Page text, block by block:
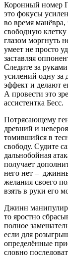
Коронный номер
это фокусы
во время
свободную клетку
глазом моргнуть
умеет не просто
заставляя
Следите за
усилений одну за
эффект и делают
А провести это
ассистентка Бесс.
Потрясающему
древний и
томившийся в
свободу. Судите
дальнобойная
получает
него нет –
желания своего
взять в руки его
Джинн
то яростно
полное
если для
определённые
словно